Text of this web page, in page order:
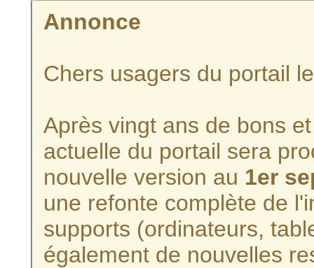
Annonce
Chers usagers du portail
Après vingt ans de bons
actuelle du portail sera
nouvelle version au 1er
une refonte complète de
supports (ordinateurs,
également de nouvelles